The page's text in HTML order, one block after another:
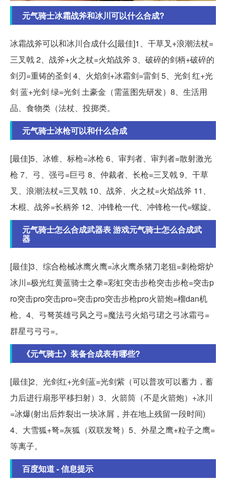
元气骑士冰霜战斧和冰川可以什么合成?
冰霜战斧可以和冰川合成什么[最佳]1、干草叉+浪潮法杖=
三叉戟 2、战斧+火之杖=火焰战斧 3、破碎的剑柄+破碎的
剑刃=重铸的圣剑 4、火焰剑+冰霜剑=雷剑 5、光剑 红+光
剑 蓝+光剑 绿=光剑 土豪金（需蓝图先研发）8、生活用
品、食物类（法杖、投掷类。
元气骑士冰枪可以和什么合成
[最佳]5、冰锥、标枪=冰枪 6、审判者、审判者=散射激光
枪 7、弓、强弓=巨弓 8、仲裁者、长枪=三叉戟 9、干草
叉、浪潮法杖=三叉戟 10、战斧、火之杖=火焰战斧 11、
木棍、战斧=长柄斧 12、冲锋枪一代、冲锋枪一代=螺旋。
元气骑士怎么合成武器表 游戏元气骑士怎么合成武
器
[最佳]3、综合枪械冰鹰火鹰=冰火鹰杀猪刀老狙=刺枪熔炉
冰川=极光红黄蓝骑士之拳=彩虹突击步枪突击步枪=突击p
ro突击pro突击pro=突击pro突击步枪pro火箭炮=榴dan机
枪。4、弓弩英雄弓风之弓=魔法弓火焰弓珺之弓冰霜弓=
群星弓弓弓=。
《元气骑士》装备合成表有哪些?
[最佳]2、光剑红+光剑蓝=光剑紫（可以普攻可以蓄力，蓄
力后进行扇形平移扫射）3、火箭筒（不是火箭炮）+冰川
=冰爆(射出后炸裂出一块冰屑，并在地上残留一段时间)
4、大雪狐+弩=灰狐（双联发弩）5、外星之鹰+粒子之鹰=
等离子。
百度知道 - 信息提示